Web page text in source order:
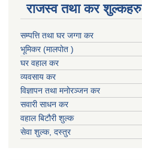
राजस्व तथा कर शुल्कहरु
सम्पत्ति तथा घर जग्गा कर
भूमिकर (मालपोत )
घर वहाल कर
व्यवसाय कर
विज्ञापन तथा मनोरञ्जन कर
सवारी साधन कर
वहाल बिटौरी शुल्क
सेवा शुल्क, दस्तुर